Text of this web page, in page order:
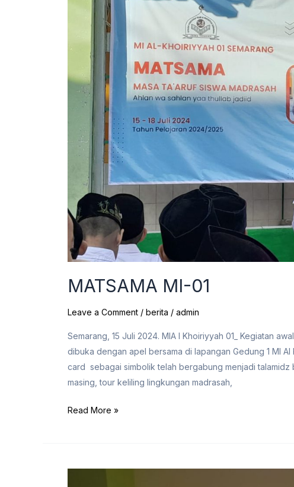
MATSAMA MI-01
Leave a Comment / berita / admin
Semarang, 15 Juli 2024. MIA l Khoiriyyah 01_ Kegiatan
dibuka dengan apel bersama di lapangan Gedung 1 MI
card sebagai simbolik telah bergabung menjadi talamidz
masing, tour keliling lingkungan madrasah,
Read More »